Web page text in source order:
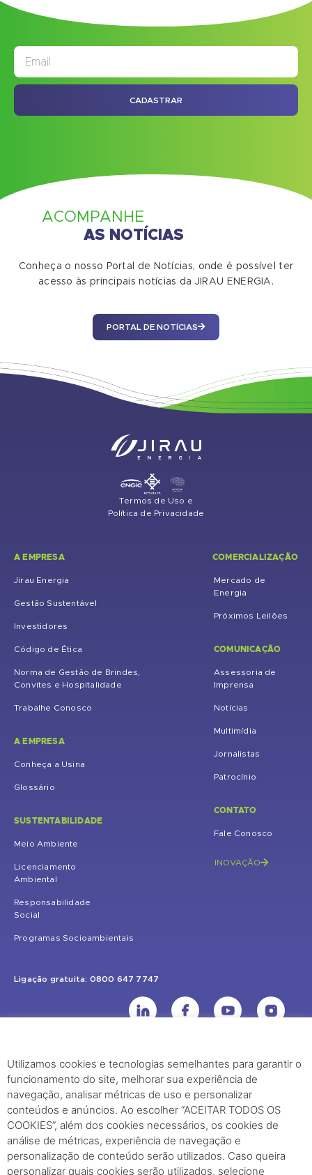
CADASTRAR
ACOMPANHE
AS NOTÍCIAS
Conheça o nosso Portal de Notícias, onde é possível ter
acesso às principais notícias da JIRAU ENERGIA.
PORTAL DE NOTÍCIAS
Termos de Uso e
Política de Privacidade
A EMPRESA
Jirau Energia
Gestão Sustentável
Investidores
Código de Ética
Norma de Gestão de Brindes,
Convites e Hospitalidade
Trabalhe Conosco
A EMPRESA
Conheça a Usina
Glossário
SUSTENTABILIDADE
Meio Ambiente
Licenciamento
Ambiental
Responsabilidade
Social
Programas Socioambientais
COMERCIALIZAÇÃO
Mercado de
Energia
Próximos Leilões
COMUNICAÇÃO
Assessoria de
Imprensa
Notícias
Multimídia
Jornalistas
Patrocínio
CONTATO
Fale Conosco
INOVAÇÃO
Ligação gratuita: 0800 647 7747
UHE Jirau
Rodovia BR-364, KM 824 S/Nº - Distrito de Jaci Paraná – Porto Velho
(RO) – CEP: 76840-000 – Telefone: (69) 2182.8600
Rio de Janeiro (RJ)
Edifício Palácio Austregésilo de Athayde Av. Presidente Wilson, 231 -
Utilizamos cookies e tecnologias semelhantes para garantir o
funcionamento do site, melhorar sua experiência de
navegação, analisar métricas de uso e personalizar
conteúdos e anúncios. Ao escolher “ACEITAR TODOS OS
COOKIES”, além dos cookies necessários, os cookies de
análise de métricas, experiência de navegação e
personalização de conteúdo serão utilizados. Caso queira
personalizar quais cookies serão utilizados, selecione